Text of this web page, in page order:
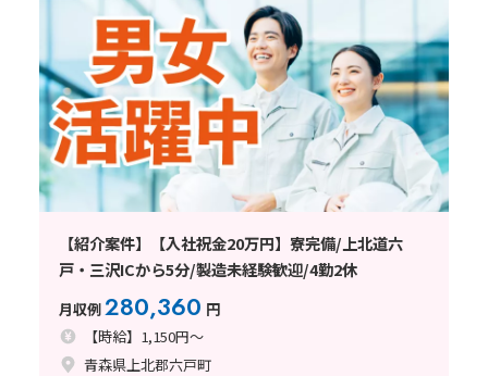
【紹介案件】【入社祝金20万円】寮完備/上北道六
戸・三沢ICから5分/製造未経験歓迎/4勤2休
月収例280,360 円
【時給】1,150円～
青森県上北郡六戸町